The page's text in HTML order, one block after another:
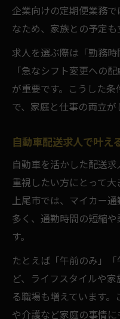
企業向けの定期便業務
なため、家族との予定も
求人を選ぶ際は「勤務時
「急なシフト変更への
が重要です。こうした
で、家庭と仕事の両立が
自動車配送求人で叶え
自動車を活かした配送
重視したい方にとって
上尾市では、マイカー
多く、通勤時間の短縮
す。
たとえば「午前のみ」
ど、ライフスタイルや
る職場も増えています
や介護など家庭の事情